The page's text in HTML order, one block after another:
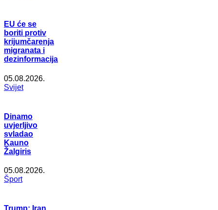
EU će se
boriti protiv
krijumčarenja
migranata i
dezinformacija
05.08.2026.
Svijet
Dinamo
uvjerljivo
svladao
Kauno
Žalgiris
05.08.2026.
Šport